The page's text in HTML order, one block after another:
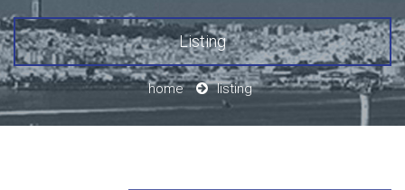
Listing
home listing